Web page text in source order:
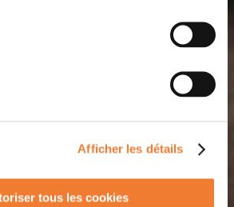
Afficher les détails
tous les cookies